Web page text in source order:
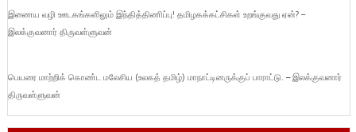
இணைய வழி ஊடகங்களிலும் இந்தித்திணிப்பு! தமிழகக்கட்சிகள் உறங்குவது ஏன்? –
இலக்குவனார் திருவள்ளுவன்
பெயரை மாற்றிக் கொண்ட மலேசிய (உலகத் தமிழ்) மாநாட்டினருக்குப் பாராட்டு. – இலக்குவனார்
திருவள்ளுவன்